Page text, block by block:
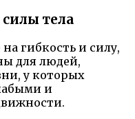
тела
гибкость и силу,
для людей,
у которых
и